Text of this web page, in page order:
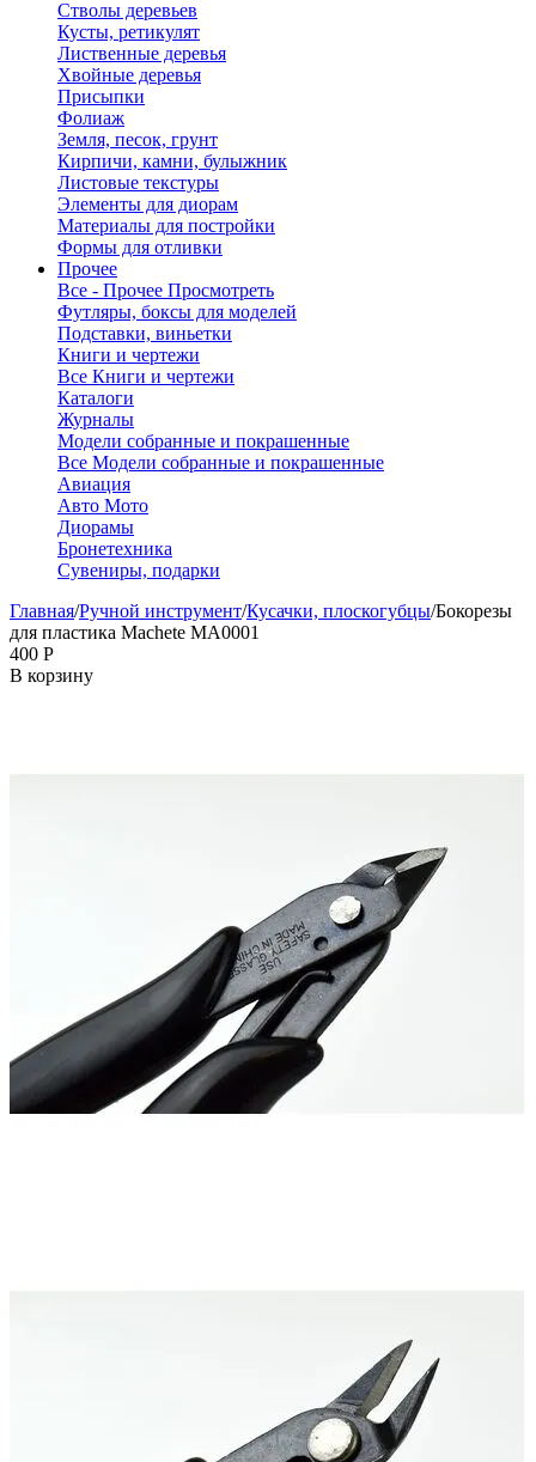
Стволы деревьев
Кусты, ретикулят
Лиственные деревья
Хвойные деревья
Присыпки
Фолиаж
Земля, песок, грунт
Кирпичи, камни, булыжник
Листовые текстуры
Элементы для диорам
Материалы для постройки
Формы для отливки
Прочее
Все - Прочее Просмотреть
Футляры, боксы для моделей
Подставки, виньетки
Книги и чертежи
Все Книги и чертежи
Каталоги
Журналы
Модели собранные и покрашенные
Все Модели собранные и покрашенные
Авиация
Авто Мото
Диорамы
Бронетехника
Сувениры, подарки
Главная/Ручной инструмент/Кусачки, плоскогубцы/Бокорезы
для пластика Machete MA0001
‍400‍ Р
В корзину